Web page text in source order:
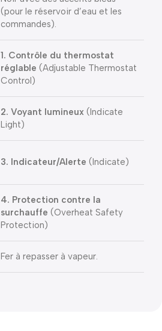
(pour le réservoir d’eau et les
commandes).
1. Contrôle du thermostat
réglable (Adjustable Thermostat
Control)
2. Voyant lumineux (Indicate
Light)
3. Indicateur/Alerte (Indicate)
4. Protection contre la
surchauffe (Overheat Safety
Protection)
Fer à repasser à vapeur.